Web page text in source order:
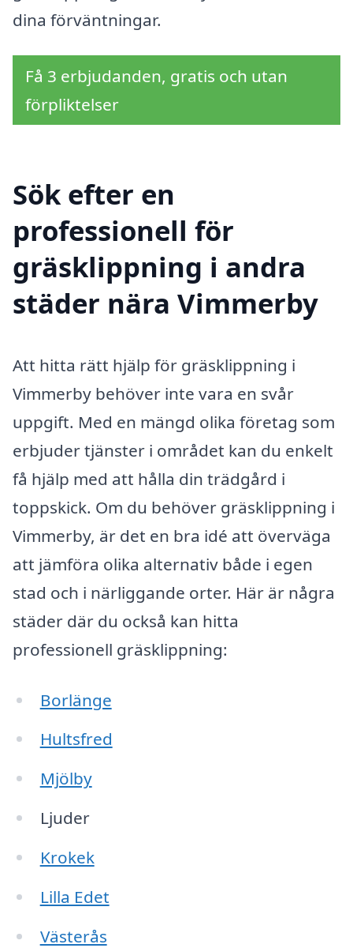
dina förväntningar.
Få 3 erbjudanden, gratis och utan
förpliktelser
Sök efter en
professionell för
gräsklippning i andra
städer nära Vimmerby
Att hitta rätt hjälp för gräsklippning i
Vimmerby behöver inte vara en svår
uppgift. Med en mängd olika företag som
erbjuder tjänster i området kan du enkelt
få hjälp med att hålla din trädgård i
toppskick. Om du behöver gräsklippning i
Vimmerby, är det en bra idé att överväga
att jämföra olika alternativ både i egen
stad och i närliggande orter. Här är några
städer där du också kan hitta
professionell gräsklippning:
Borlänge
Hultsfred
Mjölby
Ljuder
Krokek
Lilla Edet
Västerås